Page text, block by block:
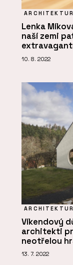
Lenka
naší zemi
10. 8. 2022
Víkendový
architekti
neotřelou
13. 7. 2022